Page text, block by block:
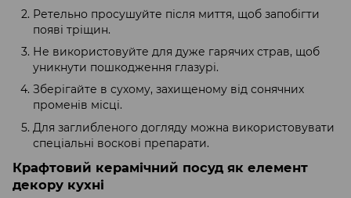
Ретельно просушуйте після миття, щоб запобігти
появі тріщин.
Не використовуйте для дуже гарячих страв, щоб
уникнути пошкодження глазурі.
Зберігайте в сухому, захищеному від сонячних
променів місці.
Для заглибленого догляду можна використовувати
спеціальні воскові препарати.
Крафтовий керамічний посуд як елемент
декору кухні